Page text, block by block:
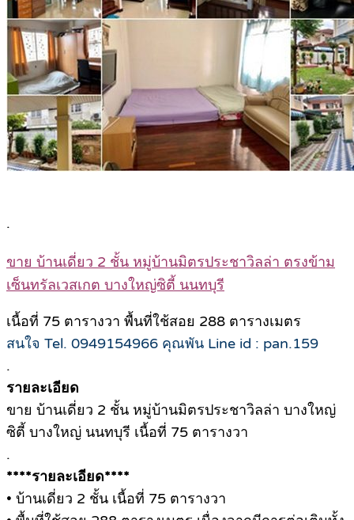
.
ขาย บ้านเดี่ยว 2 ชั้น หมู่บ้านมิตรประชาวิลล่า ตรงข้าม
เซ็นทรัลเวสเกต บางใหญ่ซิตี้ นนทบุรี
เนื้อที่ 75 ตารางวา พื้นที่ใช้สอย 288 ตารางเมตร
สนใจ Tel. 0949154966 คุณพัน Line id : pan.159
.
รายละเอียด
ขาย บ้านเดี่ยว 2 ชั้น หมู่บ้านมิตรประชาวิลล่า บางใหญ่
ซิตี้ บางใหญ่ นนทบุรี เนื้อที่ 75 ตารางวา
.
****รายละเอียด****
• บ้านเดี่ยว 2 ชั้น เนื้อที่ 75 ตารางวา